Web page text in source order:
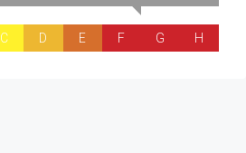
C D E F G H